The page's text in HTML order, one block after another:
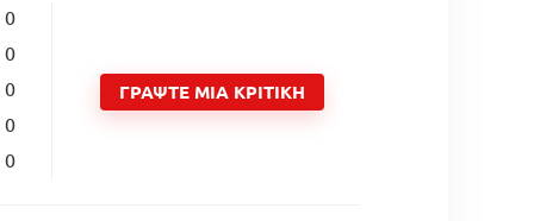
0
0
0
0
0
ΓΡΆΨΤΕ ΜΙΑ ΚΡΙΤΙΚΉ